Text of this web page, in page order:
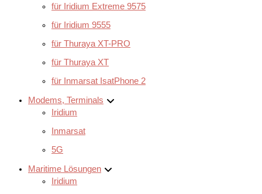
für Iridium Extreme 9575
für Iridium 9555
für Thuraya XT-PRO
für Thuraya XT
für Inmarsat IsatPhone 2
Modems, Terminals
Iridium
Inmarsat
5G
Maritime Lösungen
Iridium